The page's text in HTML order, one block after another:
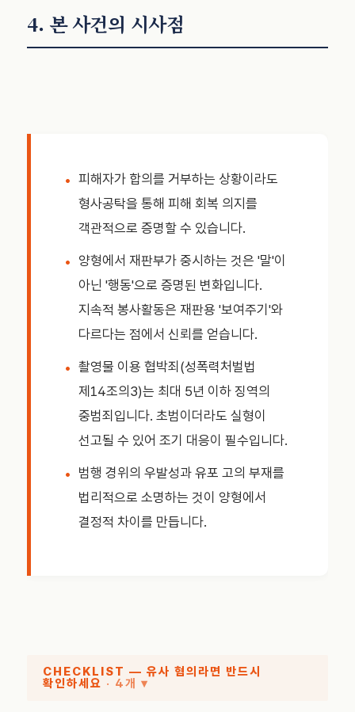
4. 본 사건의 시사점
피해자가 합의를 거부하는 상황이라도
형사공탁을 통해 피해 회복 의지를
객관적으로 증명할 수 있습니다.
양형에서 재판부가 중시하는 것은 '말'이
아닌 '행동'으로 증명된 변화입니다.
지속적 봉사활동은 재판용 '보여주기'와
다르다는 점에서 신뢰를 얻습니다.
촬영물 이용 협박죄(성폭력처벌법
제14조의3)는 최대 5년 이하 징역의
중범죄입니다. 초범이더라도 실형이
선고될 수 있어 조기 대응이 필수입니다.
범행 경위의 우발성과 유포 고의 부재를
법리적으로 소명하는 것이 양형에서
결정적 차이를 만듭니다.
CHECKLIST — 유사 혐의라면 반드시
확인하세요 · 4개 ▾